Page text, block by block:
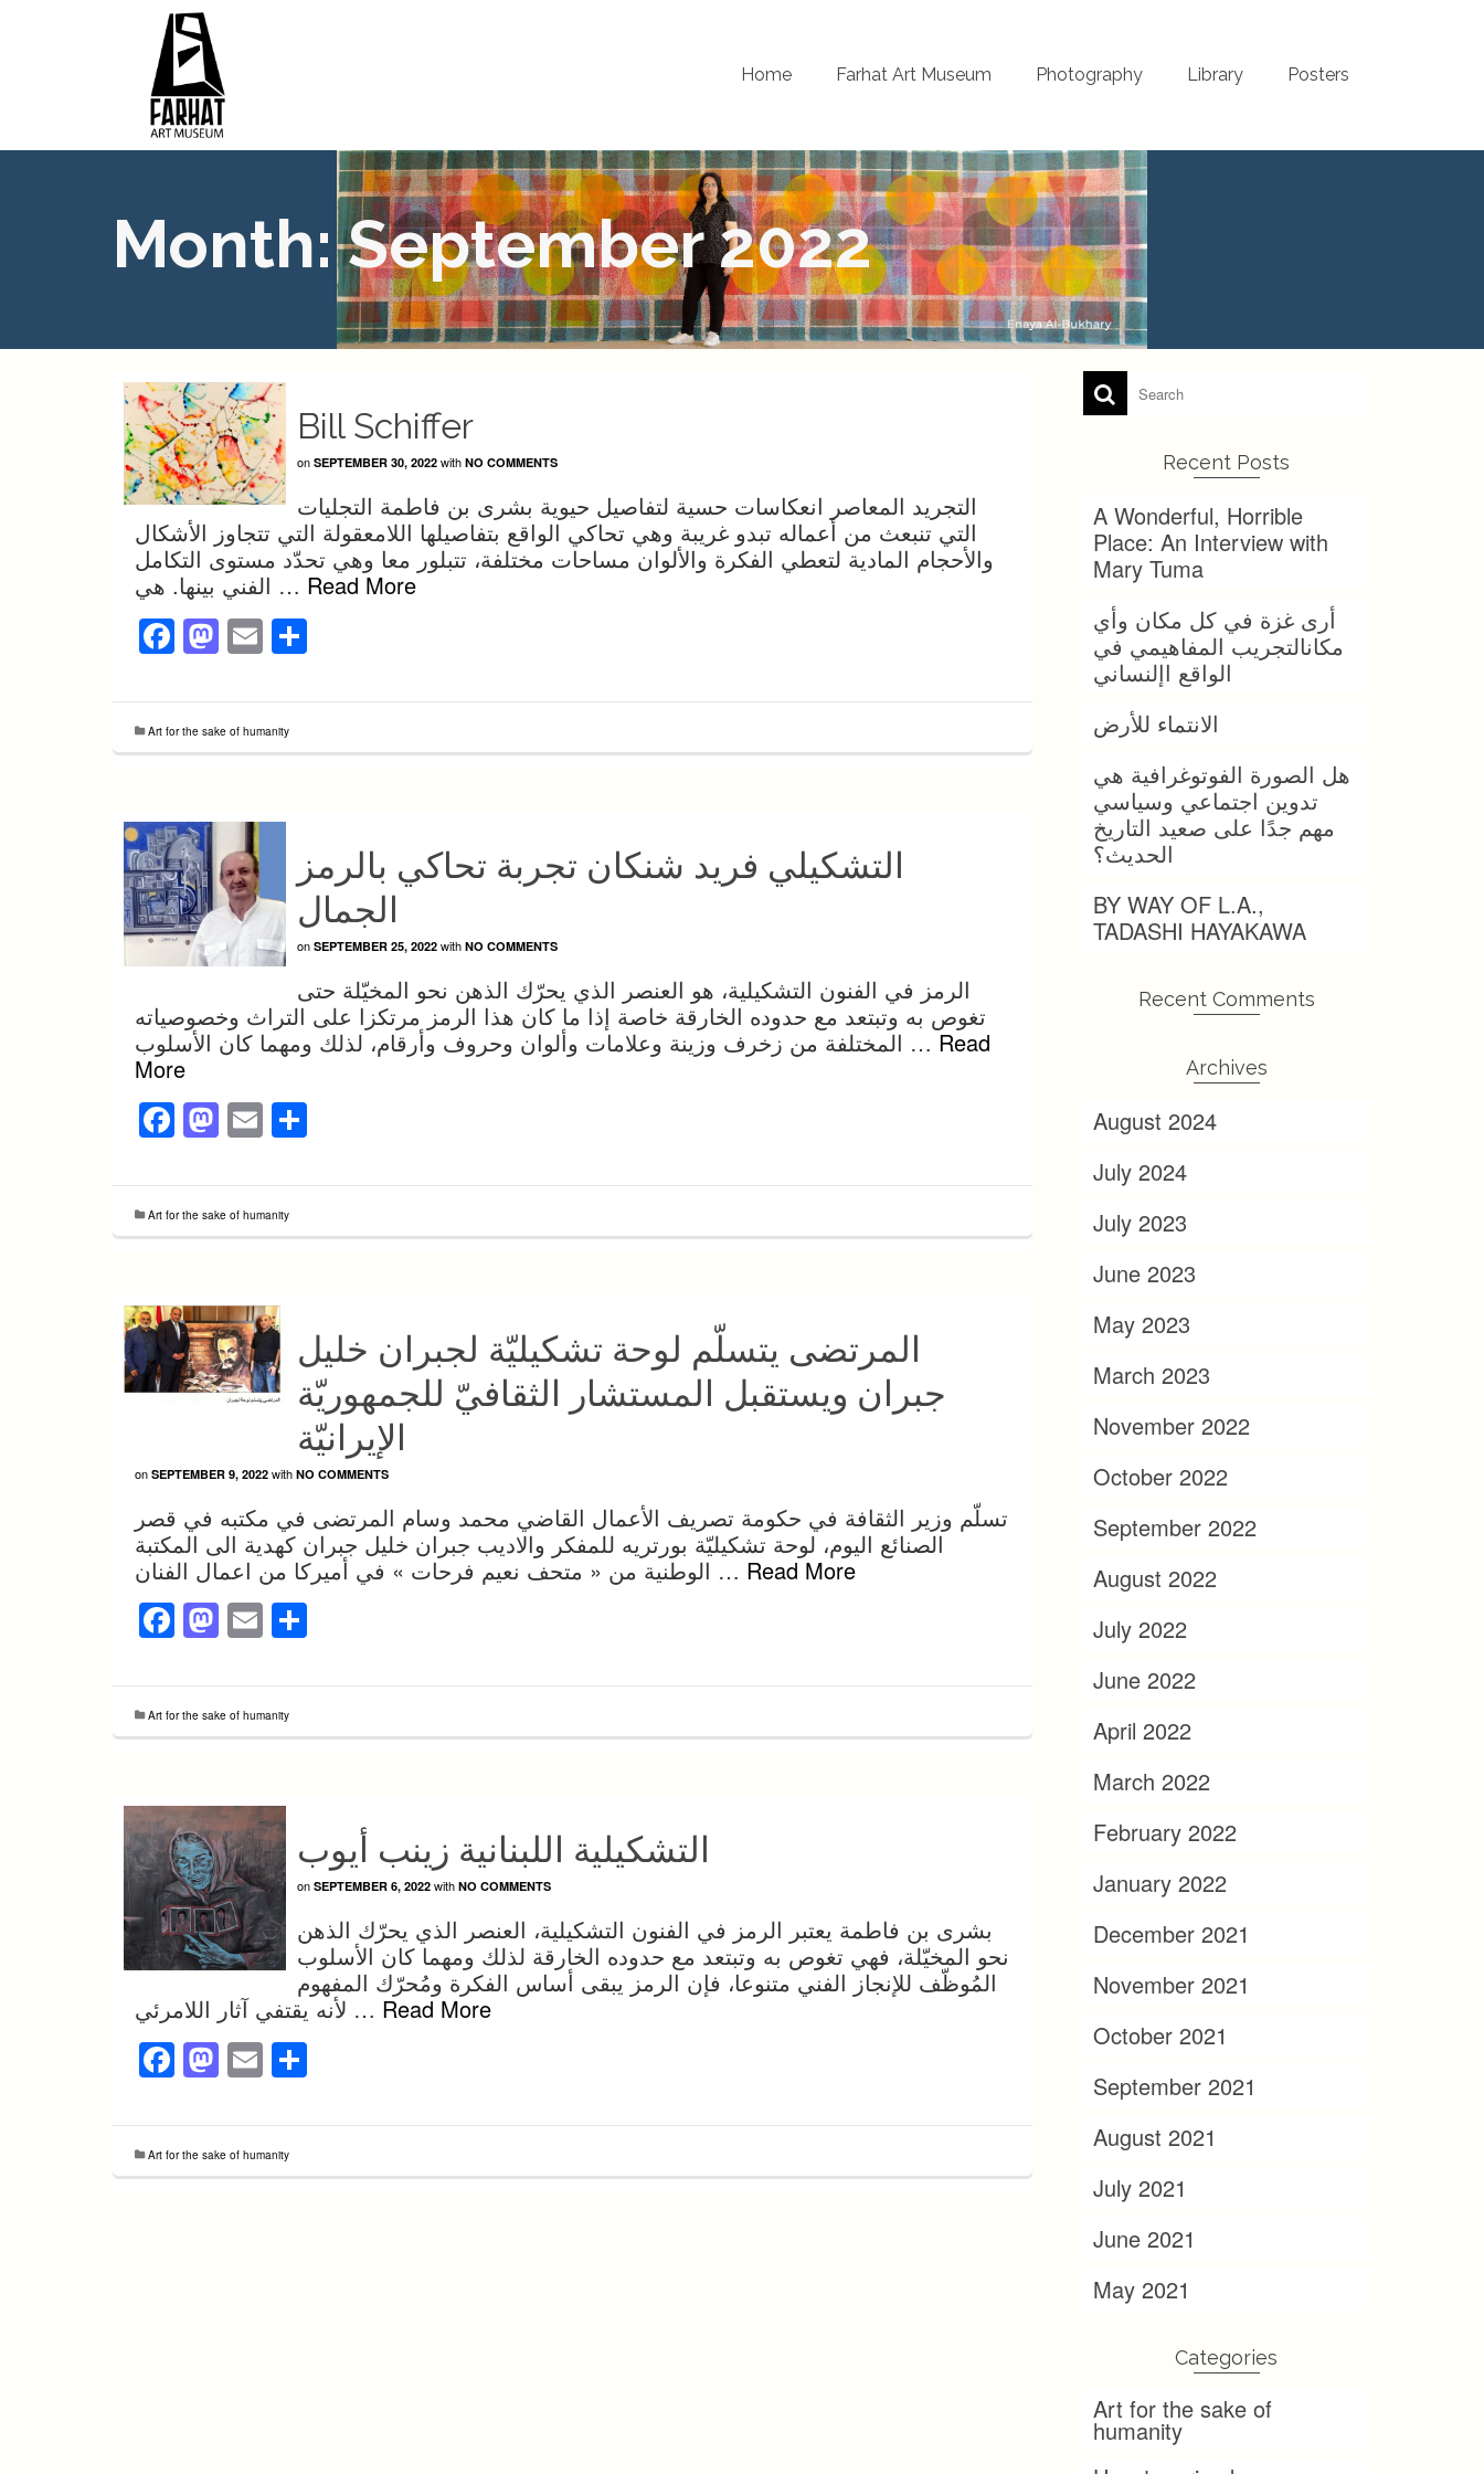
Home Farhat Art Museum Photography Library Posters
Month: September 2022
Bill Schiffer
on SEPTEMBER 30, 2022 with NO COMMENTS
التجريد المعاصر انعكاسات حسية لتفاصيل حيوية بشرى بن فاطمة التجليات
التي تنبعث من أعماله تبدو غريبة وهي تحاكي الواقع بتفاصيلها اللامعقولة التي تتجاوز الأشكال
والأحجام المادية لتعطي الفكرة والألوان مساحات مختلفة، تتبلور معا وهي تحدّد مستوى التكامل
الفني بينها. هي … Read More
Facebook
Mastodon
Email
Art for the sake of humanity
التشكيلي فريد شنكان تجربة تحاكي بالرمز
الجمال
on SEPTEMBER 25, 2022 with NO COMMENTS
الرمز في الفنون التشكيلية، هو العنصر الذي يحرّك الذهن نحو المخيّلة حتى
تغوص به وتبتعد مع حدوده الخارقة خاصة إذا ما كان هذا الرمز مرتكزا على التراث وخصوصياته
المختلفة من زخرف وزينة وعلامات وألوان وحروف وأرقام، لذلك ومهما كان الأسلوب … Read
More
Facebook
Mastodon
Email
Art for the sake of humanity
المرتضى يتسلّم لوحة تشكيليّة لجبران خليل
جبران ويستقبل المستشار الثقافيّ للجمهوريّة
الإيرانيّة
on SEPTEMBER 9, 2022 with NO COMMENTS
تسلّم وزير الثقافة في حكومة تصريف الأعمال القاضي محمد وسام المرتضى في مكتبه في قصر
الصنائع اليوم، لوحة تشكيليّة بورتريه للمفكر والاديب جبران خليل جبران كهدية الى المكتبة
الوطنية من « متحف نعيم فرحات » في أميركا من اعمال الفنان … Read More
Facebook
Mastodon
Email
Art for the sake of humanity
التشكيلية اللبنانية زينب أيوب
on SEPTEMBER 6, 2022 with NO COMMENTS
بشرى بن فاطمة يعتبر الرمز في الفنون التشكيلية، العنصر الذي يحرّك الذهن
نحو المخيّلة، فهي تغوص به وتبتعد مع حدوده الخارقة لذلك ومهما كان الأسلوب
المُوظّف للإنجاز الفني متنوعا، فإن الرمز يبقى أساس الفكرة ومُحرّك المفهوم
لأنه يقتفي آثار اللامرئي … Read More
Facebook
Mastodon
Email
Art for the sake of humanity
Recent Posts
A Wonderful, Horrible
Place: An Interview with
Mary Tuma
أرى غزة في كل مكان وأي
مكانالتجريب المفاهيمي في
الواقع اإلنساني
الانتماء للأرض
هل الصورة الفوتوغرافية هي
تدوين اجتماعي وسياسي
مهم جدًا على صعيد التاريخ
الحديث؟
BY WAY OF L.A.,
TADASHI HAYAKAWA
Recent Comments
Archives
August 2024
July 2024
July 2023
June 2023
May 2023
March 2023
November 2022
October 2022
September 2022
August 2022
July 2022
June 2022
April 2022
March 2022
February 2022
January 2022
December 2021
November 2021
October 2021
September 2021
August 2021
July 2021
June 2021
May 2021
Categories
Art for the sake of
humanity